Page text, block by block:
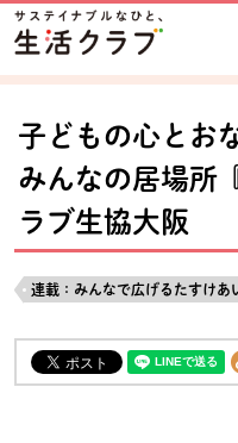
ページの先頭です。
本文へジャンプする。
ここからサイト内共通メニ
サイト内共通メニューをス
サイト内共通メニューここ
子どもの心とお
みんなの居場所
ラブ生協大阪
連載：みんなで広げるたすけあ